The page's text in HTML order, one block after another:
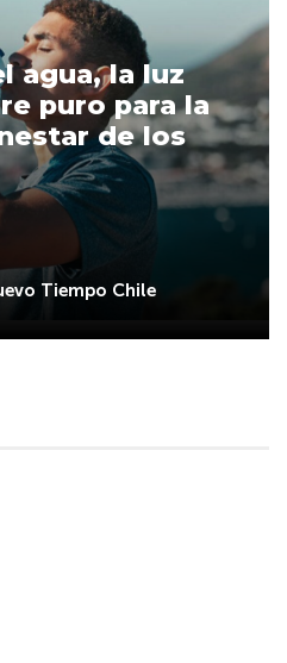
agua, la luz
puro para la
de los
Tiempo Chile